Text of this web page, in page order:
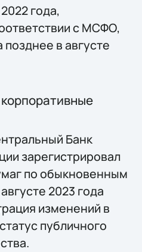
года,
с МСФО,
в августе
Банк
зарегистрировал
по обыкновенным
2023 года
изменений в
публичного